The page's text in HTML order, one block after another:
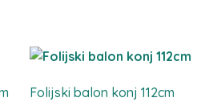
Folijski balon konj 112cm